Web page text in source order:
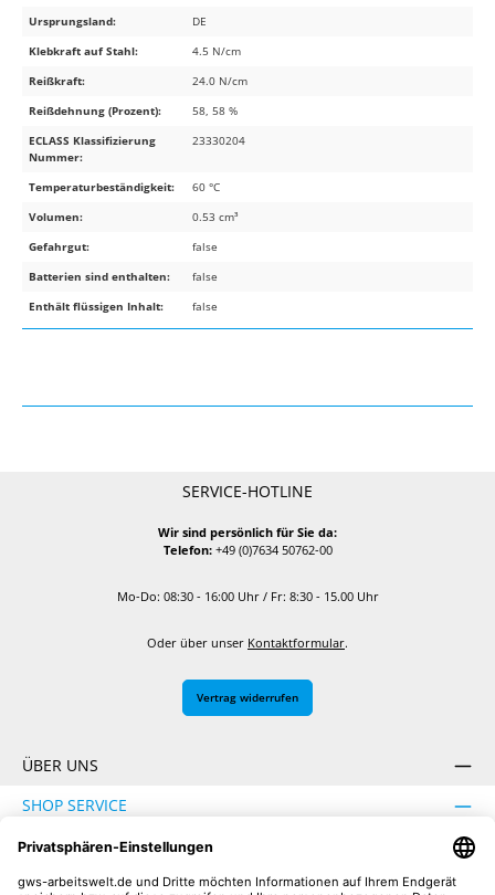
Ursprungsland:
DE
Klebkraft auf Stahl:
4.5 N/cm
Reißkraft:
24.0 N/cm
Reißdehnung (Prozent):
58, 58 %
ECLASS Klassifizierung
Nummer:
23330204
Temperaturbeständigkeit:
60 °C
Volumen:
0.53 cm³
Gefahrgut:
false
Batterien sind enthalten:
false
Enthält flüssigen Inhalt:
false
SERVICE-HOTLINE
Wir sind persönlich für Sie da:
Telefon:+49 (0)7634 50762-00
Mo-Do: 08:30 - 16:00 Uhr / Fr: 8:30 - 15.00 Uhr
Oder über unser Kontaktformular.
Vertrag widerrufen
ÜBER UNS
SHOP SERVICE
INFORMATION
SICHER EINKAUFEN